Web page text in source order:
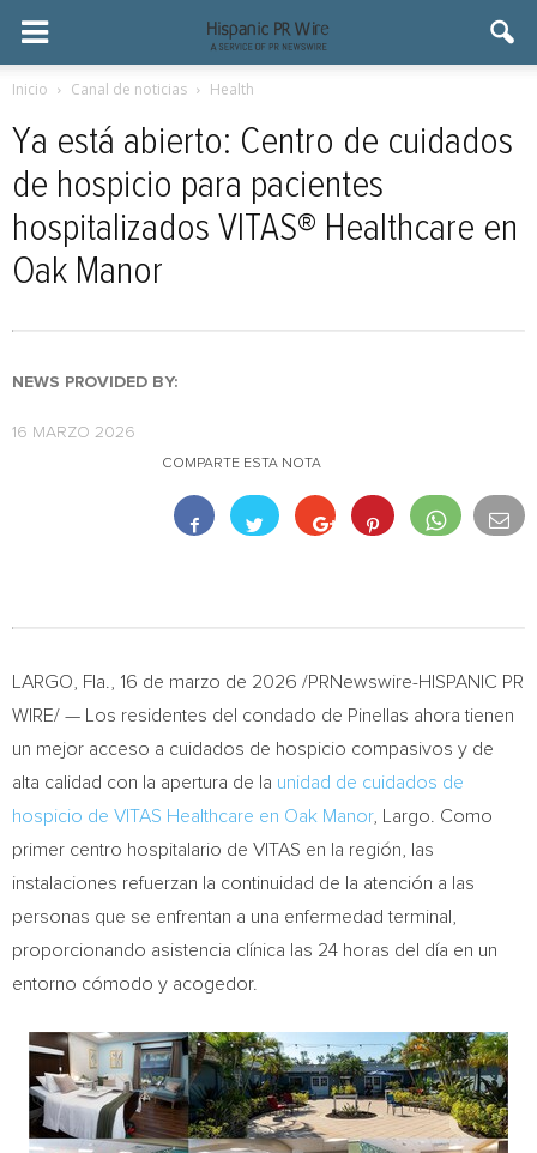
Inicio Canal de noticias Health
Ya está abierto: Centro de cuidados
de hospicio para pacientes
hospitalizados VITAS® Healthcare en
Oak Manor
NEWS PROVIDED BY:
16 MARZO 2026
COMPARTE ESTA NOTA
LARGO, Fla. 16 de marzo de 2026 /PRNewswire-HISPANIC PR
WIRE/ — Los residentes del condado de Pinellas ahora tienen
un mejor acceso a cuidados de hospicio compasivos y de
alta calidad con la apertura de la unidad de cuidados de
hospicio de VITAS Healthcare en Oak Manor, Largo. Como
primer centro hospitalario de VITAS en la región, las
instalaciones refuerzan la continuidad de la atención a las
personas que se enfrentan a una enfermedad terminal,
proporcionando asistencia clínica las 24 horas del día en un
entorno cómodo y acogedor.